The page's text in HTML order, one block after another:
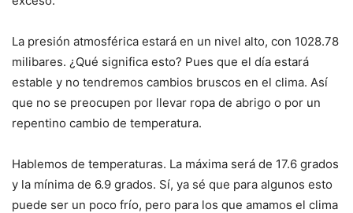
La presión atmosférica estará en un nivel alto, con 1028.78
milibares. ¿Qué significa esto? Pues que el día estará
estable y no tendremos cambios bruscos en el clima. Así
que no se preocupen por llevar ropa de abrigo o por un
repentino cambio de temperatura.
Hablemos de temperaturas. La máxima será de 17.6 grados
y la mínima de 6.9 grados. Sí, ya sé que para algunos esto
puede ser un poco frío, pero para los que amamos el clima